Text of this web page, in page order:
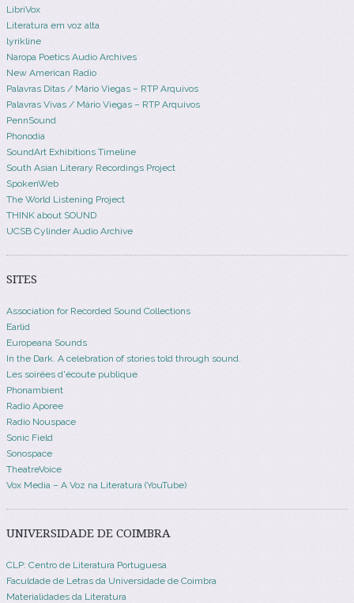
LibriVox
Literatura em voz alta
lyrikline
Naropa Poetics Audio Archives
New American Radio
Palavras Ditas / Mário Viegas – RTP Arquivos
Palavras Vivas / Mário Viegas – RTP Arquivos
PennSound
Phonodia
SoundArt Exhibitions Timeline
South Asian Literary Recordings Project
SpokenWeb
The World Listening Project
THINK about SOUND
UCSB Cylinder Audio Archive
SITES
Association for Recorded Sound Collections
Earlid
Europeana Sounds
In the Dark. A celebration of stories told through sound.
Les soirées d'écoute publique
Phonambient
Radio Aporee
Radio Nouspace
Sonic Field
Sonospace
TheatreVoice
Vox Media – A Voz na Literatura (YouTube)
UNIVERSIDADE DE COIMBRA
CLP: Centro de Literatura Portuguesa
Faculdade de Letras da Universidade de Coimbra
Materialidades da Literatura